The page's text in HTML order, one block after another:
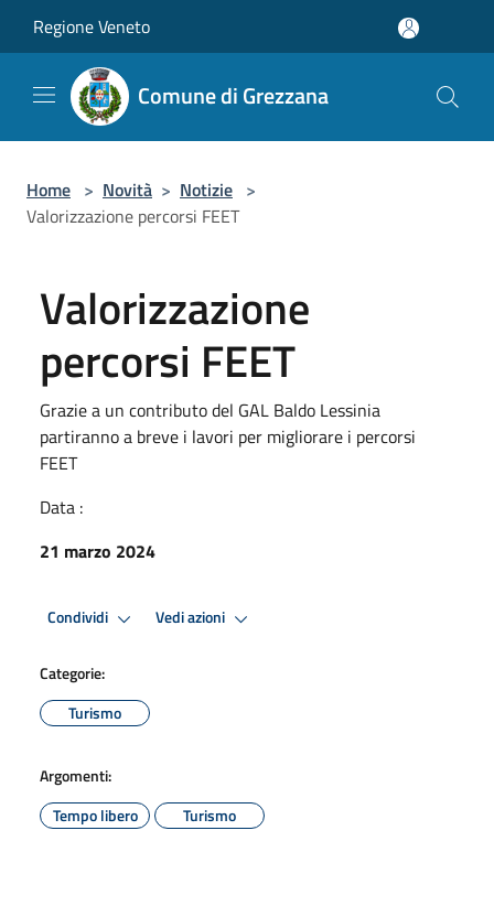
Regione Veneto
Comune di Grezzana
Home > Novità > Notizie >
Valorizzazione percorsi FEET
Valorizzazione
percorsi FEET
Grazie a un contributo del GAL Baldo Lessinia
partiranno a breve i lavori per migliorare i percorsi
FEET
Data :
21 marzo 2024
Condividi Vedi azioni
Categorie:
Turismo
Argomenti:
Tempo libero
Turismo